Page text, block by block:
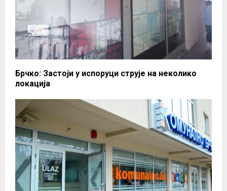
Брчко: Застоји у испоруци струје на неколико
локација